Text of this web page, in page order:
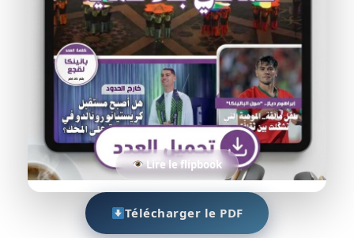
Lire le flipbook
Télécharger le PDF